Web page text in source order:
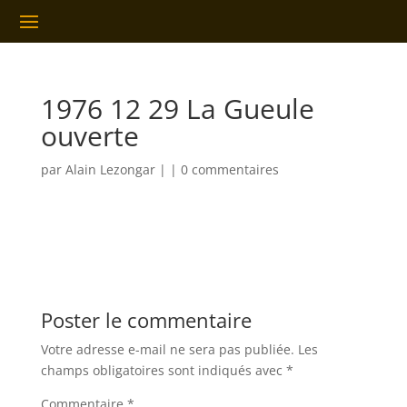
1976 12 29 La Gueule
ouverte
par Alain Lezongar| | 0 commentaires
Poster le commentaire
Votre adresse e-mail ne sera pas publiée. Les
champs obligatoires sont indiqués avec *